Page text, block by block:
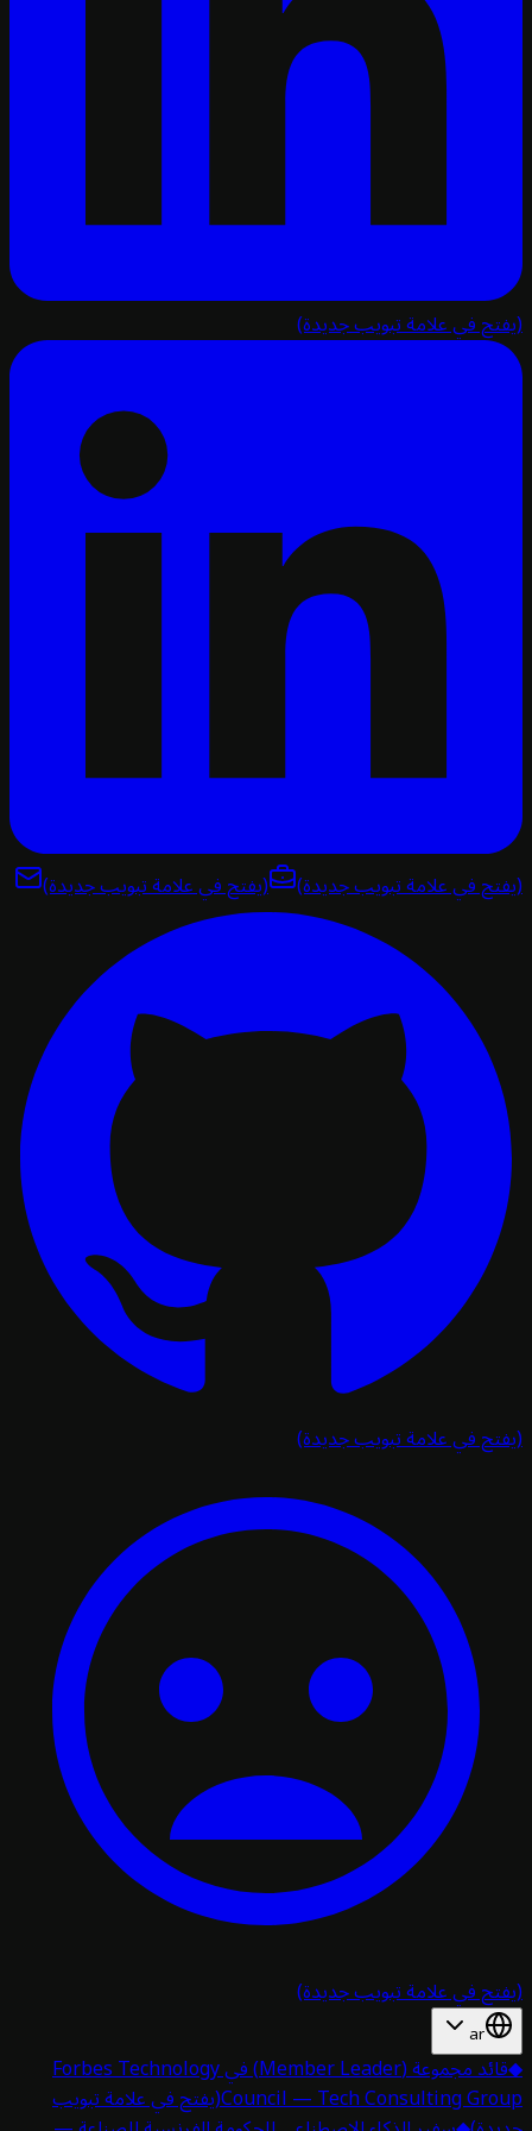
في علامة تبويب جديدة)
في علامة تبويب جديدة) (يفتح في علامة تبويب جديدة)
في علامة تبويب جديدة)
في علامة تبويب جديدة)
ar
قائد مجموعة (Member Leader) في Forbes Technology
Council — Tech Consulting(يفتح في علامة تبويب